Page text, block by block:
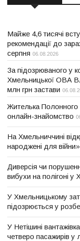
Майже 4,6 тисячі
рекомендації до
серпня 06.08.2026
За підозрюваного у
Хмельницької ОВА
млн грн застави
Жителька Полонного
онлайн-знайомство
На Хмельниччині
народжені для війни»
Диверсія чи
вибухи на полігоні
У Хмельницькому
підозрюється у
У Нетішині
четверо пасажирів у